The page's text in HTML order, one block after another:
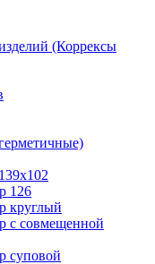
(Коррексы
126
круглый
с совмещенной
суповой